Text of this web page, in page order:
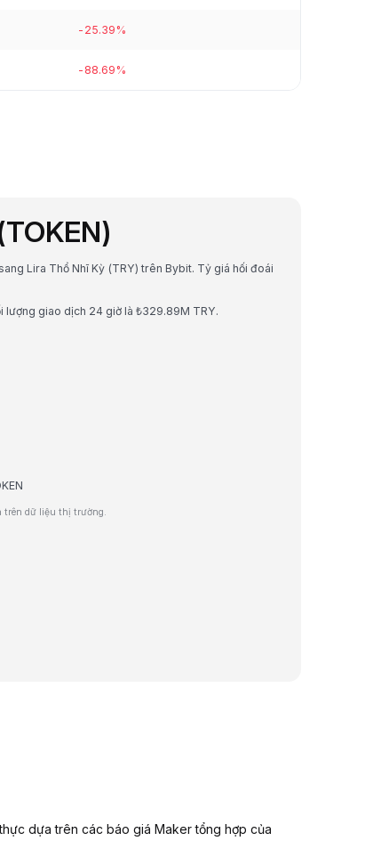
-25.39%
-88.69%
Lira Thổ Nhĩ Kỳ (TRY) trên Bybit. Tỷ giá hối đoái
lượng giao dịch 24 giờ là ₺329.89M TRY.
trên dữ liệu thị trường.
dựa trên các báo giá Maker tổng hợp của